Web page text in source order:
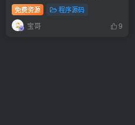
免费资源 程序源码
宝哥 9